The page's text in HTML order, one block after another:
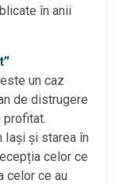
în anii
un caz
de distrugere
profitat.
Iași și starea în
celor ce
celor ce au